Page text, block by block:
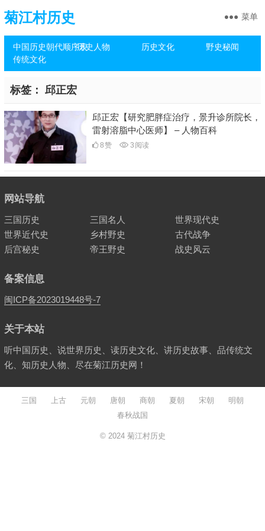
菊江村历史
中国历史朝代顺序表历史人物 历史文化
野史秘闻
传统文化
菜单
标签： 邱正宏
邱正宏【研究肥胖症治疗，景升诊所院长，
雷射溶脂中心医师】 – 人物百科
8赞 3 阅读
网站导航
三国历史 三国名人
世界现代史
世界近代史
乡村野史
古代战争
后宫秘史
帝王野史 战史风云
备案信息
闽ICP备2023019448号-7
关于本站
听中国历史、说世界历史、读历史文化、讲历史故事、品传统文
化、知历史人物、尽在菊江历史网！
三国 上古 元朝 唐朝 商朝 夏朝 宋朝
明朝
春秋战国
© 2024 菊江村历史